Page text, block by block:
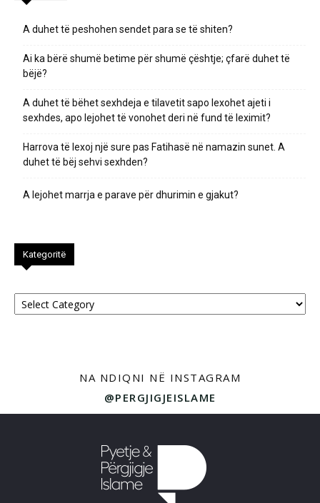
A duhet të peshohen sendet para se të shiten?
Ai ka bërë shumë betime për shumë çështje; çfarë duhet të
bëjë?
A duhet të bëhet sexhdeja e tilavetit sapo lexohet ajeti i
sexhdes, apo lejohet të vonohet deri në fund të leximit?
Harrova të lexoj një sure pas Fatihasë në namazin sunet. A
duhet të bëj sehvi sexhden?
A lejohet marrja e parave për dhurimin e gjakut?
Kategoritë
Kategoritë
NA NDIQNI NË INSTAGRAM
@PERGJIGJEISLAME